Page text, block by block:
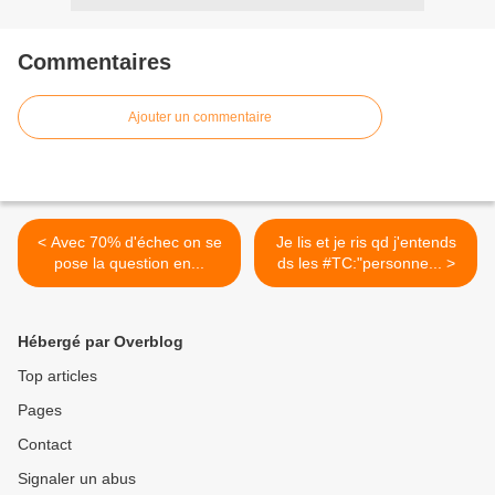
Commentaires
Ajouter un commentaire
< Avec 70% d'échec on se
pose la question en...
Je lis et je ris qd j'entends
ds les #TC:"personne... >
Hébergé par Overblog
Top articles
Pages
Contact
Signaler un abus